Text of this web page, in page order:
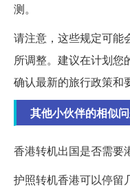
测。
请注意，这些规定可能
所调整。建议在计划您
确认最新的旅行政策和
其他小伙伴的相似问
香港转机出国是否需要
护照转机香港可以停留